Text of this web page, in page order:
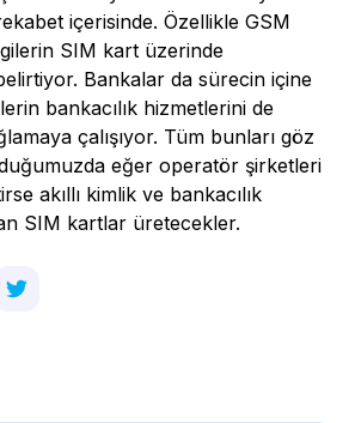
içerisinde. Özellikle GSM
SIM kart üzerinde
Bankalar da sürecin içine
bankacılık hizmetlerini de
çalışıyor. Tüm bunları göz
eğer operatör şirketleri
akıllı kimlik ve bankacılık
SIM kartlar üretecekler.